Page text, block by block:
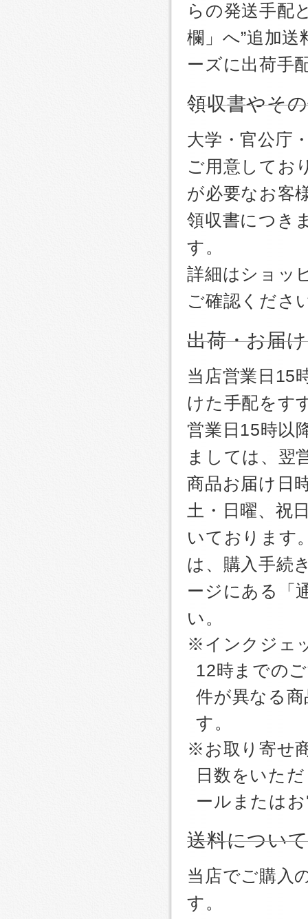
らの発送手配
欄」へ”追加
ーズに出荷手
領収書やそ
大学・官公庁
ご用意してお
が必要なお客
領収書につき
す。
詳細はショッ
ご確認くださ
出荷・お届
当店営業日15
けた手配をす
営業日15時以
ましては、翌
商品お届け日
土・日曜、祝
いております
は、購入手続
ージにある「
い。
※インクジェ
12時までの
件が異なる
す。
※お取り寄せ
日数をいた
ールまたは
送料について
当店でご購入
す。